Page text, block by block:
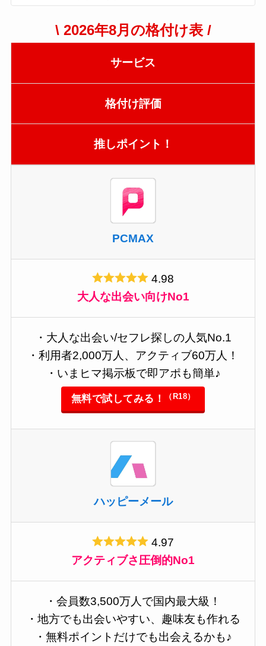
\ 2026年8月の格付け表 /
サービス
格付け評価
推しポイント！
PCMAX
4.98
大人な出会い向けNo1
・大人な出会い/セフレ探しの人気No.1
・利用者2,000万人、アクティブ60万人！
・いまヒマ掲示板で即アポも簡単♪
無料で試してみる！ （R18）
ハッピーメール
4.97
アクティブさ圧倒的No1
・会員数3,500万人で国内最大級！
・地方でも出会いやすい、趣味友も作れる
・無料ポイントだけでも出会えるかも♪